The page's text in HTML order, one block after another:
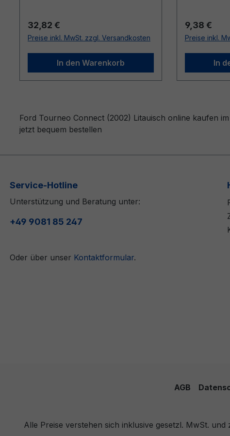
Regulärer Preis:
32,82 €
Preise inkl. MwSt. zzgl. Versandkosten
In den Warenkorb
Regulärer
9,38 €
Preise inkl.
In
Ford Tourneo Connect (2002) Litauisch online kaufen
jetzt bequem bestellen
Service-Hotline
Unterstützung und Beratung unter:
+49 9081 85 247
Oder über unser Kontaktformular.
AGB
Alle Preise verstehen sich inklusive gesetzl. MwSt.